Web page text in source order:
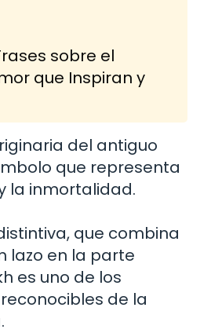
sobre el
que Inspiran y
del antiguo
que representa
la inmortalidad.
que combina
lazo en la parte
es uno de los
de la